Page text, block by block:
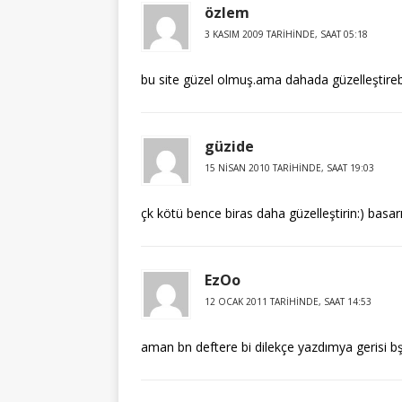
özlem
3 KASIM 2009 TARIHINDE, SAAT 05:18
bu site güzel olmuş.ama dahada
güzide
15 NISAN 2010 TARIHINDE, SAAT 19:03
çk kötü bence biras daha güzelleştirin:)
EzOo
12 OCAK 2011 TARIHINDE, SAAT 14:53
aman bn deftere bi dilekçe yazdımya gerisi bş